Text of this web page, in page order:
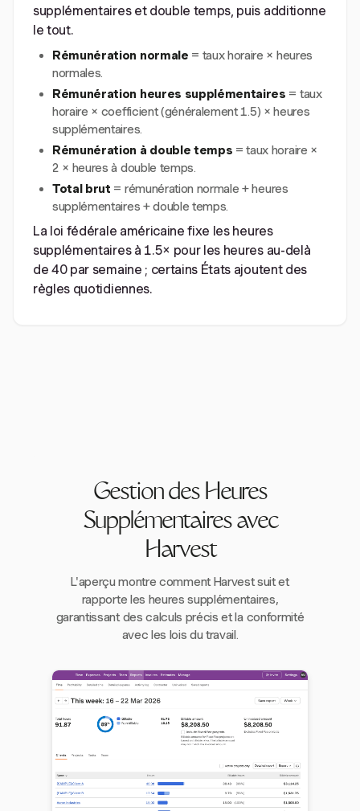
supplémentaires et double temps, puis additionne
le tout.
Rémunération normale = taux horaire × heures
normales.
Rémunération heures supplémentaires = taux
horaire × coefficient (généralement 1.5) × heures
supplémentaires.
Rémunération à double temps = taux horaire ×
2 × heures à double temps.
Total brut = rémunération normale + heures
supplémentaires + double temps.
La loi fédérale américaine fixe les heures
supplémentaires à 1.5× pour les heures au-delà
de 40 par semaine ; certains États ajoutent des
règles quotidiennes.
Gestion des Heures
Supplémentaires avec
Harvest
L'aperçu montre comment Harvest suit et
rapporte les heures supplémentaires,
garantissant des calculs précis et la conformité
avec les lois du travail.